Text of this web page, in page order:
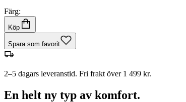
Färg:
Köp
Spara som favorit
2–5 dagars leveranstid. Fri frakt över 1 499 kr.
En helt ny typ av komfort.